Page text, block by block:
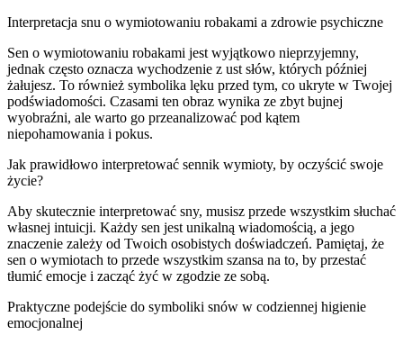
Interpretacja snu o wymiotowaniu robakami a zdrowie psychiczne
Sen o wymiotowaniu robakami jest wyjątkowo nieprzyjemny,
jednak często oznacza wychodzenie z ust słów, których później
żałujesz. To również symbolika lęku przed tym, co ukryte w Twojej
podświadomości. Czasami ten obraz wynika ze zbyt bujnej
wyobraźni, ale warto go przeanalizować pod kątem
niepohamowania i pokus.
Jak prawidłowo interpretować sennik wymioty, by oczyścić swoje
życie?
Aby skutecznie interpretować sny, musisz przede wszystkim słuchać
własnej intuicji. Każdy sen jest unikalną wiadomością, a jego
znaczenie zależy od Twoich osobistych doświadczeń. Pamiętaj, że
sen o wymiotach to przede wszystkim szansa na to, by przestać
tłumić emocje i zacząć żyć w zgodzie ze sobą.
Praktyczne podejście do symboliki snów w codziennej higienie
emocjonalnej